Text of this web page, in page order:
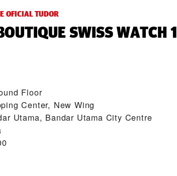
OFICIAL TUDOR
SWISS WATCH 1
Floor
Center, New Wing
Utama, Bandar Utama City Centre